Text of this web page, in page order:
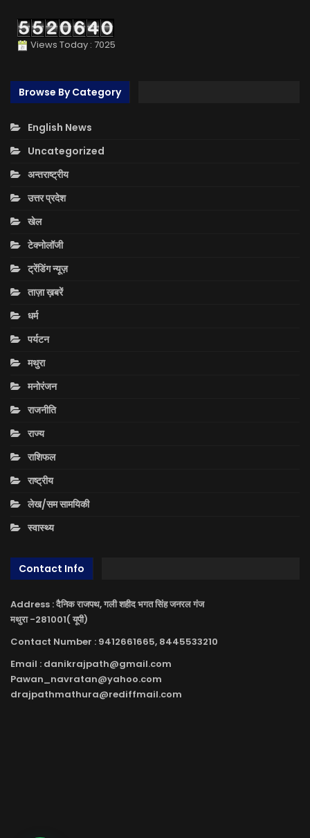
Views Today : 7025
Browse By Category
English News
Uncategorized
अन्तराष्ट्रीय
उत्तर प्रदेश
खेल
टेक्नोलॉजी
ट्रेंडिंग न्यूज़
ताज़ा ख़बरें
धर्म
पर्यटन
मथुरा
मनोरंजन
राजनीति
राज्य
राशिफल
राष्ट्रीय
लेख/सम सामयिकी
स्वास्थ्य
Contact Info
Address : दैनिक राजपथ, गली शहीद भगत सिंह जनरल गंज
मथुरा -281001( यूपी)
Contact Number : 9412661665, 8445533210
Email : danikrajpath@gmail.com
Pawan_navratan@yahoo.com
drajpathmathura@rediffmail.com